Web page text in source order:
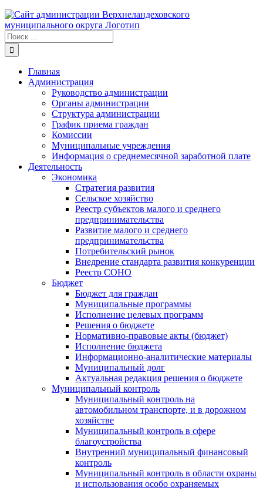
Результат
поиска:
Главная
Администрация
Руководство администрации
Органы администрации
Структура администрации
График приема граждан
Комиссии
Муниципальные учреждения
Информация о среднемесячной заработной плате
Деятельность
Экономика
Стратегия развития
Сельское хозяйство
Реестр субъектов малого и среднего
предпринимательства
Развитие малого и среднего
предпринимательства
Потребительский рынок
Внедрение стандарта развития конкуренции
Реестр СОНО
Бюджет
Бюджет для граждан
Муниципальные программы
Исполнение целевых программ
Решения о бюджете
Нормативно-правовые акты (бюджет)
Исполнение бюджета
Информационно-аналитические материалы
Муниципальный долг
Актуальная редакция решения о бюджете
Муниципальный контроль
Муниципальный контроль на
автомобильном транспорте, и в дорожном
хозяйстве
Муниципальный контроль в сфере
благоустройства
Внутренний муниципальный финансовый
контроль
Муниципальный контроль в области охраны
и использования особо охраняемых